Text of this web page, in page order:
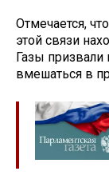
Отмечается,
этой связи
Газы
вмешаться в